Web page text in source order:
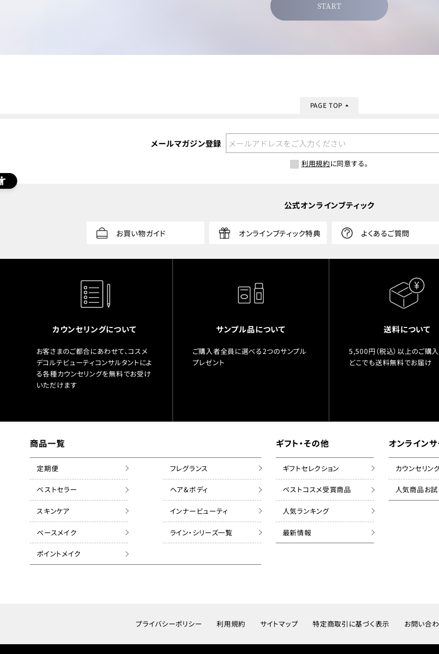
START
PAGE TOP
メールマガジン登録
利用規約に同意する。
公式オンラインブティック
お買い物ガイド オンラインブティック特典 よくあるご質問
カウンセリングについて
お客さまのご都合にあわせて、コスメ
デコルテビューティコンサルタントによ
る各種カウンセリングを無料でお受け
いただけます
サンプル品について
ご購入者全員に選べる2つのサンプル
プレゼント
送料について
5,500円（税込）以上のご購
どこでも送料無料でお届け
商品一覧
定期便
ベストセラー
スキンケア
ベースメイク
ポイントメイク
フレグランス
ヘア&ボディ
インナービューティ
ライン・シリーズ一覧
ギフト・その他
ギフトセレクション
ベストコスメ受賞商品
人気ランキング
最新情報
オンライン
カウンセリン
人気商品お
プライバシーポリシー 利用規約 サイトマップ 特定商取引に基づく表示 お問い合